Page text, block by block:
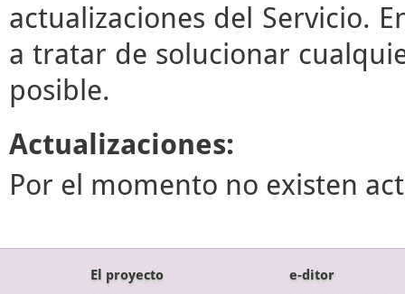
actualizaciones del Servicio.
a tratar de solucionar
posible.
Actualizaciones:
Por el momento no existen
El proyecto e-ditor